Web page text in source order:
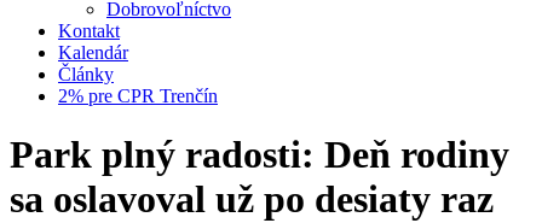
Dobrovoľníctvo
Kontakt
Kalendár
Články
2% pre CPR Trenčín
Park plný radosti: Deň rodiny
sa oslavoval už po desiaty raz